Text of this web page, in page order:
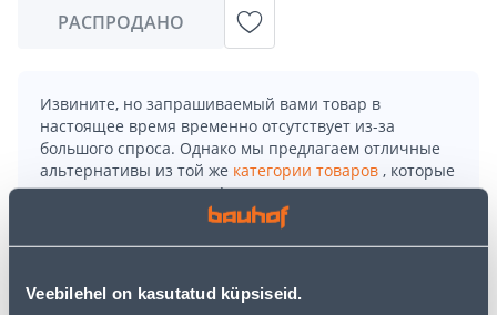
Veebilehel on kasutatud küpsiseid.
РАСПРОДАНО
Извините, но запрашиваемый вами товар в
настоящее время временно отсутствует из-за
большого спроса. Однако мы предлагаем отличные
альтернативы из той же категории товаров , которые
могут вам понравиться!
Но ваш шопинг не должен заканчиваться здесь - вы
можете продолжить свои исследования, вернувшись
варианты. Удачных покупок!